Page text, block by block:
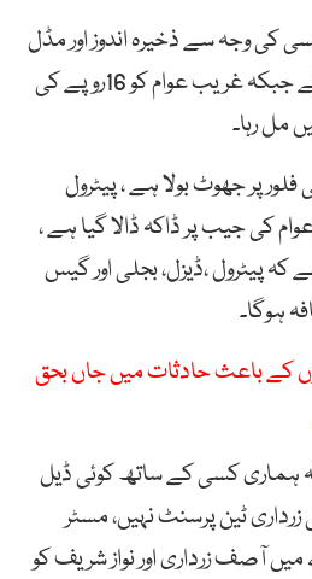
کی وجہ سے ذخیرہ اندوز اور مڈل
مین اربوں روپے کمائیں گے جبکہ غریب عوام کو 16روپے کی
پر جھوٹ بولا ہے ، پیٹرول
کی جیب پر ڈاکہ ڈالا گیا ہے ،
کہ پیٹرول ،ڈیزل، بجلی اور گیس
ہوگا۔
کے باعث حادثات میں جاں بحق
کہ ہماری کسی کے ساتھ کوئی ڈیل
ٹین پرسنٹ نہیں، مسٹر
آصف زرداری اور نواز شریف کو